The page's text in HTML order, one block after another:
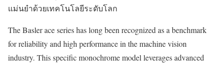
แม่นยำด้วยเทคโนโลยีระดับโลก
The Basler ace series has long been recognized as a benchmark
for reliability and high performance in the machine vision
industry. This specific monochrome model leverages advanced